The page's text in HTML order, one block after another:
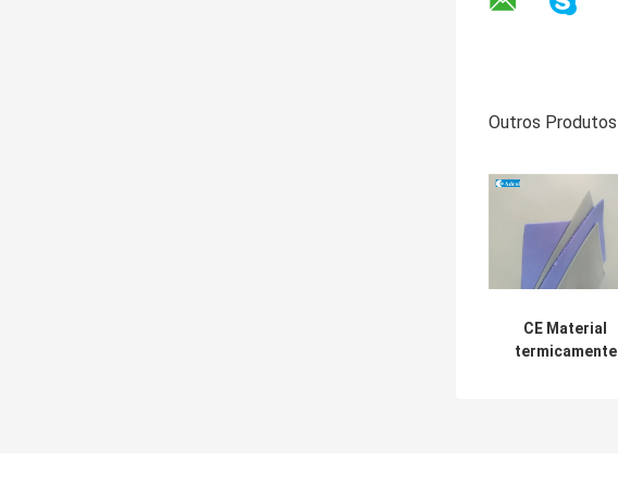
Outros Produtos
CE Material
termicamente